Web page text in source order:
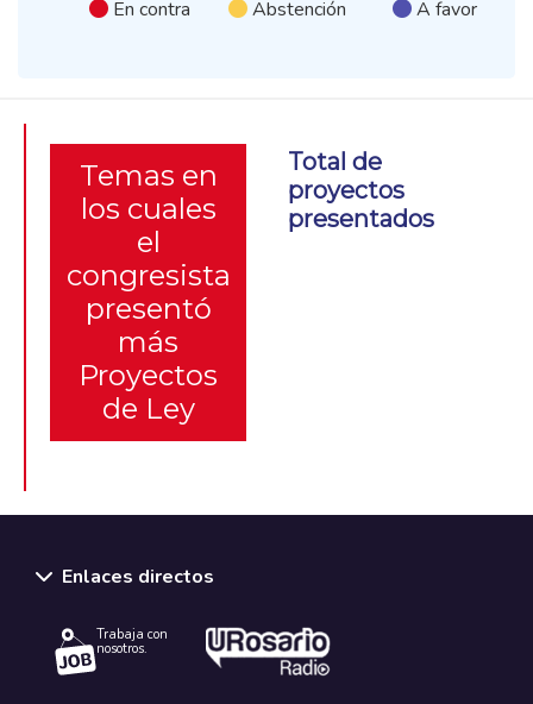
En contra Abstención A favor
Temas en
los cuales
el
congresista
presentó
más
Proyectos
de Ley
Total de
proyectos
presentados
Enlaces directos
Trabaja con
nosotros.